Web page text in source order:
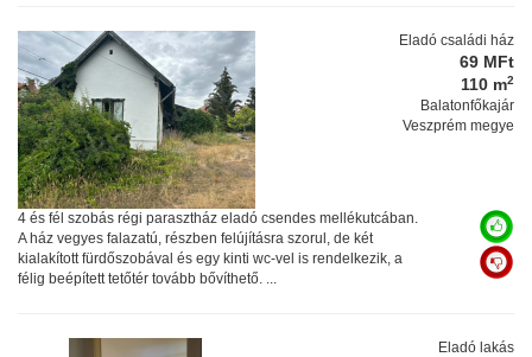
Eladó családi ház
69 MFt
110 m2
Balatonfőkajár
Veszprém megye
4 és fél szobás régi parasztház eladó csendes mellékutcában.
A ház vegyes falazatú, részben felújításra szorul, de két
kialakított fürdőszobával és egy kinti wc-vel is rendelkezik, a
félig beépített tetőtér tovább bővíthető. ...
Eladó lakás